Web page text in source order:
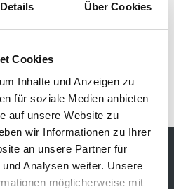
Details Über Cookies
Cookies
Inhalte und Anzeigen zu
für soziale Medien anbieten
auf unsere Website zu
wir Informationen zu Ihrer
an unsere Partner für
Analysen weiter. Unsere
möglicherweise mit
calistoga grey 5,15mt